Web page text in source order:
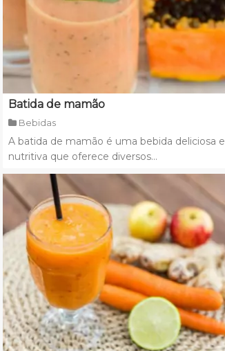
Batida de mamão
Bebidas
A batida de mamão é uma bebida deliciosa e
nutritiva que oferece diversos...